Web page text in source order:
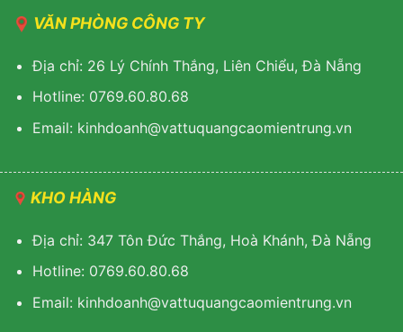
VĂN PHÒNG CÔNG TY
Địa chỉ: 26 Lý Chính Thắng, Liên Chiểu, Đà Nẵng
Hotline: 0769.60.80.68
Email: kinhdoanh@vattuquangcaomientrung.vn
KHO HÀNG
Địa chỉ: 347 Tôn Đức Thắng, Hoà Khánh, Đà Nẵng
Hotline: 0769.60.80.68
Email: kinhdoanh@vattuquangcaomientrung.vn